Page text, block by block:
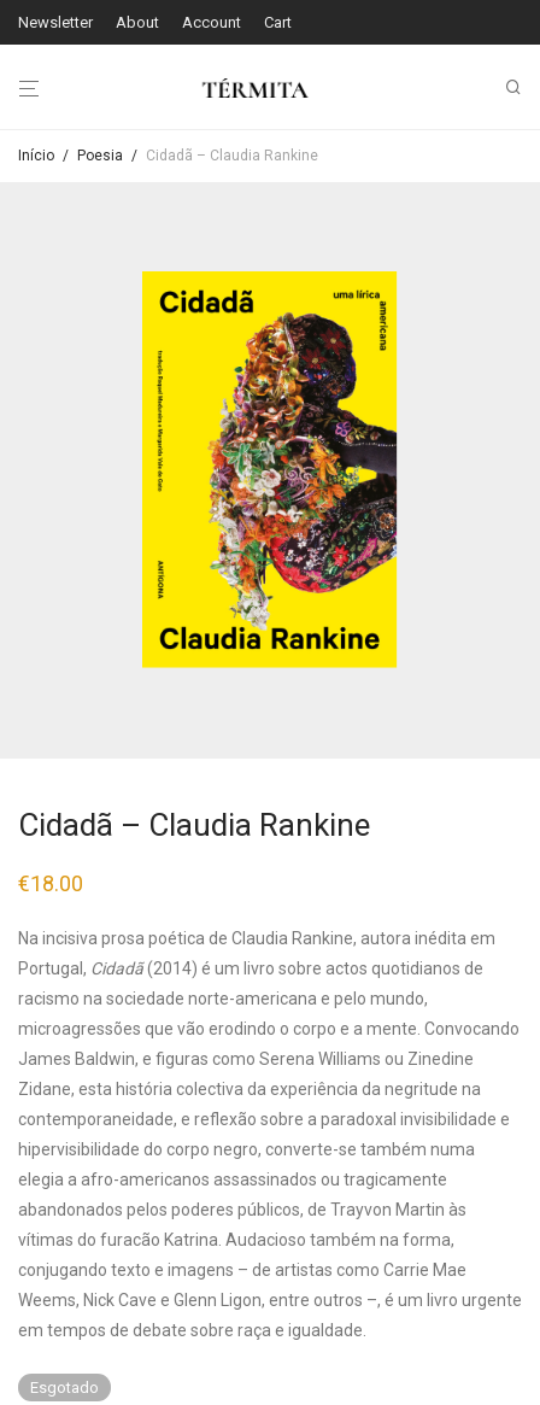
Newsletter About Account Cart
Início / Poesia / Cidadã – Claudia Rankine
Cidadã – Claudia Rankine
€18.00
Na incisiva prosa poética de Claudia Rankine, autora inédita em
Portugal, Cidadã(2014) é um livro sobre actos quotidianos de
racismo na sociedade norte-americana e pelo mundo,
microagressões que vão erodindo o corpo e a mente. Convocando
James Baldwin, e figuras como Serena Williams ou Zinedine
Zidane, esta história colectiva da experiência da negritude na
contemporaneidade, e reflexão sobre a paradoxal invisibilidade e
hipervisibilidade do corpo negro, converte-se também numa
elegia a afro-americanos assassinados ou tragicamente
abandonados pelos poderes públicos, de Trayvon Martin às
vítimas do furacão Katrina. Audacioso também na forma,
conjugando texto e imagens – de artistas como Carrie Mae
Weems, Nick Cave e Glenn Ligon, entre outros –, é um livro urgente
em tempos de debate sobre raça e igualdade.
Esgotado